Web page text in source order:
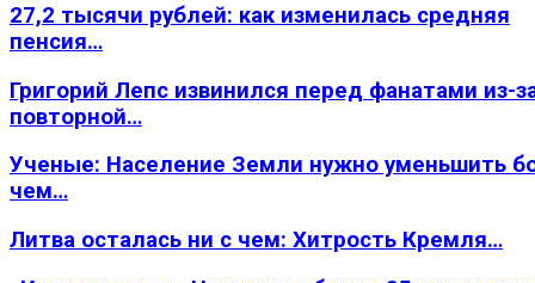
27,2 тысячи рублей: как изменилась средняя
пенсия…
Григорий Лепс извинился перед фанатами из-
повторной…
Ученые: Население Земли нужно уменьшить
чем…
Литва осталась ни с чем: Хитрость Кремля…